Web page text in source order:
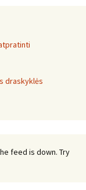
draskyklės
feed is down. Try